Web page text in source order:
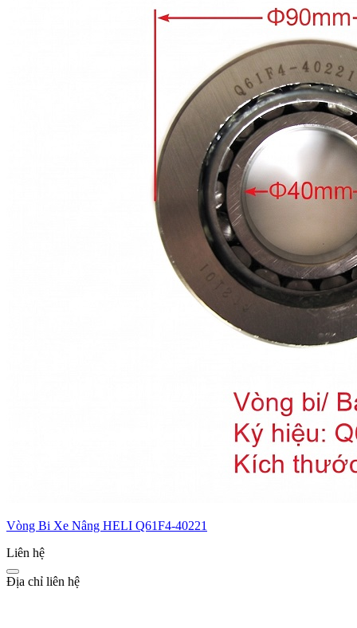
Vòng Bi Xe Nâng HELI Q61F4-40221
Liên hệ
Địa chỉ liên hệ